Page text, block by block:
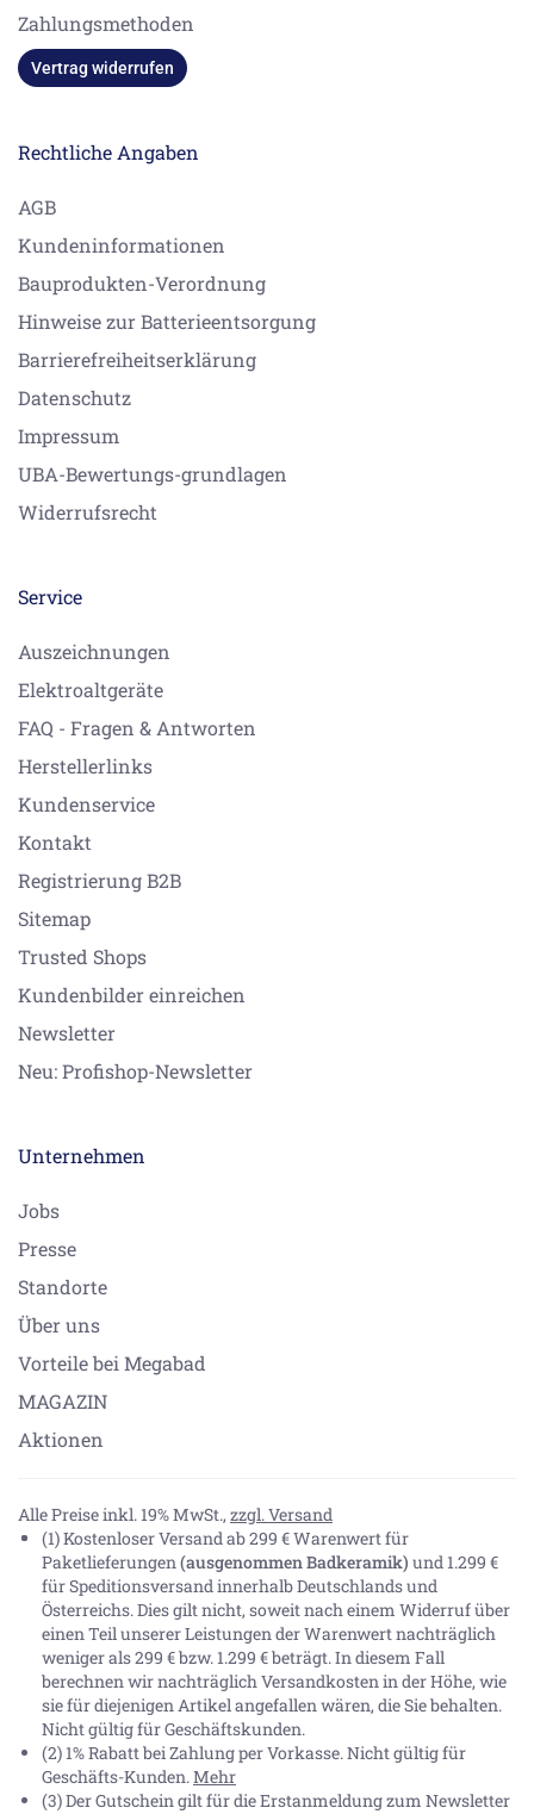
Zahlungsmethoden
Vertrag widerrufen
Rechtliche Angaben
AGB
Kundeninformationen
Bauprodukten-Verordnung
Hinweise zur Batterieentsorgung
Barrierefreiheitserklärung
Datenschutz
Impressum
UBA-Bewertungs-grundlagen
Widerrufsrecht
Service
Auszeichnungen
Elektroaltgeräte
FAQ - Fragen & Antworten
Herstellerlinks
Kundenservice
Kontakt
Registrierung B2B
Sitemap
Trusted Shops
Kundenbilder einreichen
Newsletter
Neu: Profishop-Newsletter
Unternehmen
Jobs
Presse
Standorte
Über uns
Vorteile bei Megabad
MAGAZIN
Aktionen
Alle Preise inkl. 19% MwSt., zzgl. Versand
(1) Kostenloser Versand ab 299 € Warenwert für
Paketlieferungen(ausgenommen Badkeramik) und 1.299 €
für Speditionsversand innerhalb Deutschlands und
Österreichs. Dies gilt nicht, soweit nach einem Widerruf über
einen Teil unserer Leistungen der Warenwert nachträglich
weniger als 299 € bzw. 1.299 € beträgt. In diesem Fall
berechnen wir nachträglich Versandkosten in der Höhe, wie
sie für diejenigen Artikel angefallen wären, die Sie behalten.
Nicht gültig für Geschäftskunden.
(2) 1% Rabatt bei Zahlung per Vorkasse. Nicht gültig für
Geschäfts-Kunden.Mehr
(3) Der Gutschein gilt für die Erstanmeldung zum Newsletter